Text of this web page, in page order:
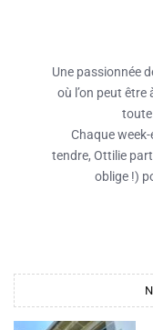
Une passionnée
où l’on peut
toute
Chaque
tendre, Ottilie
oblige !)